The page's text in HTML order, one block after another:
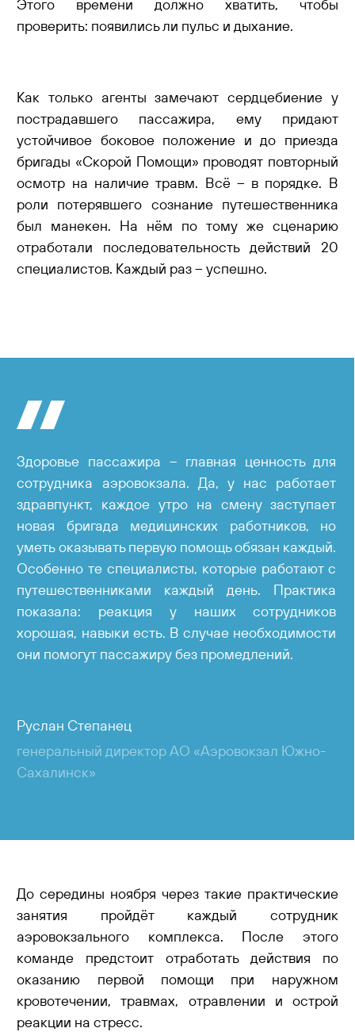
Этого времени должно хватить, чтобы
проверить: появились ли пульс и дыхание.
Как только агенты замечают сердцебиение у
пострадавшего пассажира, ему придают
устойчивое боковое положение и до приезда
бригады «Скорой Помощи» проводят повторный
осмотр на наличие травм. Всё – в порядке. В
роли потерявшего сознание путешественника
был манекен. На нём по тому же сценарию
отработали последовательность действий 20
специалистов. Каждый раз – успешно.
Здоровье пассажира – главная ценность для
сотрудника аэровокзала. Да, у нас работает
здравпункт, каждое утро на смену заступает
новая бригада медицинских работников, но
уметь оказывать первую помощь обязан каждый.
Особенно те специалисты, которые работают с
путешественниками каждый день. Практика
показала: реакция у наших сотрудников
хорошая, навыки есть. В случае необходимости
они помогут пассажиру без промедлений.
Руслан Степанец
генеральный директор АО «Аэровокзал Южно-
Сахалинск»
До середины ноября через такие практические
занятия пройдёт каждый сотрудник
аэровокзального комплекса. После этого
команде предстоит отработать действия по
оказанию первой помощи при наружном
кровотечении, травмах, отравлении и острой
реакции на стресс.